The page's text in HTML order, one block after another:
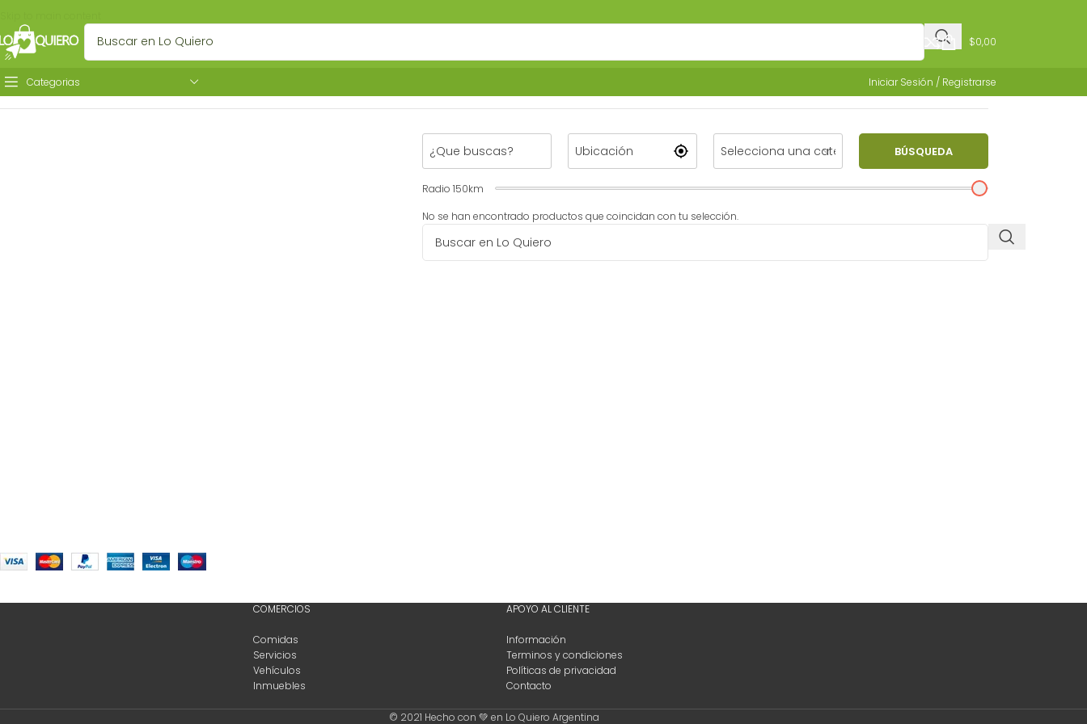
$0,00
Categorias Iniciar Sesión / Registrarse
BÚSQUEDA
Radio 150km
No se han encontrado productos que coincidan con tu selección.
COMERCIOS
Comidas
Servicios
Vehículos
Inmuebles
APOYO AL CLIENTE
Información
Terminos y condiciones
Políticas de privacidad
Contacto
© 2021 Hecho con 💚 en Lo Quiero Argentina